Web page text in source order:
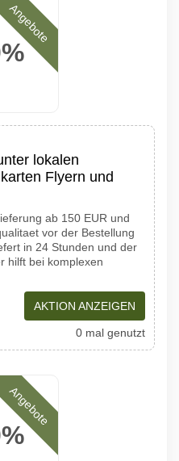
Angebote
lokalen
Flyern und
ab 150 EUR und
vor der Bestellung
in 24 Stunden und der
hilft bei komplexen
AKTION ANZEIGEN
0 mal genutzt
Angebote